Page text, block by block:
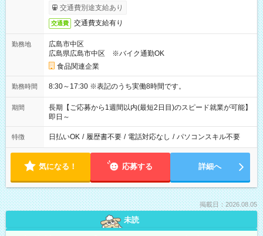
交通費別途支給あり
交通費 交通費支給有り
勤務地
広島市中区
広島県広島市中区 ※バイク通勤OK
食品関連企業
勤務時間 8:30～17:30 ※表記のうち実働8時間です。
期間
長期【ご応募から1週間以内(最短2日目)のスピード就業が可能】
即日～
特徴 日払いOK / 履歴書不要 / 電話対応なし / パソコンスキル不要
気になる！ 応募する 詳細へ
掲載日：2026.08.05
未読